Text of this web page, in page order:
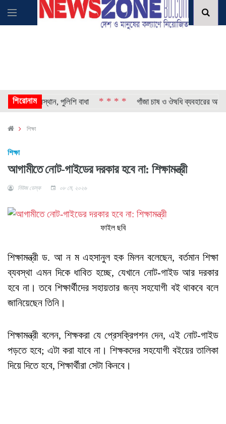
শিরোনাম
অবস্থান, পুলিশি বাধা * * * * গাঁজা চাষ ও ঔষধি ব্যবহারের অনুমতি
শিক্ষা
শিক্ষা
আগামীতে নোট-গাইডের দরকার হবে না: শিক্ষামন্ত্রী
নিউজ ডেস্ক ০৮ মে, ২০২৬
ফাইল ছবি
শিক্ষামন্ত্রী ড. আ ন ম এহসানুল হক মিলন বলেছেন, বর্তমান শিক্ষা
ব্যবস্থা এমন দিকে ধাবিত হচ্ছে, যেখানে নোট-গাইড আর দরকার
হবে না। তবে শিক্ষার্থীদের সহায়তার জন্য সহযোগী বই থাকবে বলে
জানিয়েছেন তিনি।
শিক্ষামন্ত্রী বলেন, শিক্ষকরা যে প্রেসক্রিপশন দেন, এই নোট-গাইড
পড়তে হবে; এটা করা যাবে না। শিক্ষকদের সহযোগী বইয়ের তালিকা
দিয়ে দিতে হবে, শিক্ষার্থীরা সেটা কিনবে।